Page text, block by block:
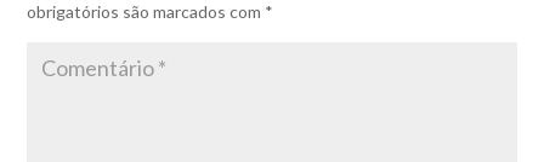
obrigatórios são marcados com *